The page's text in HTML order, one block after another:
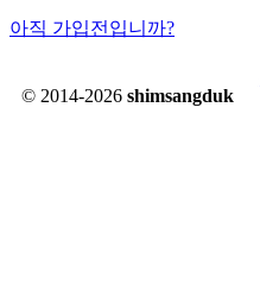
아직 가입전입니까?
© 2014-2026 shimsangduk